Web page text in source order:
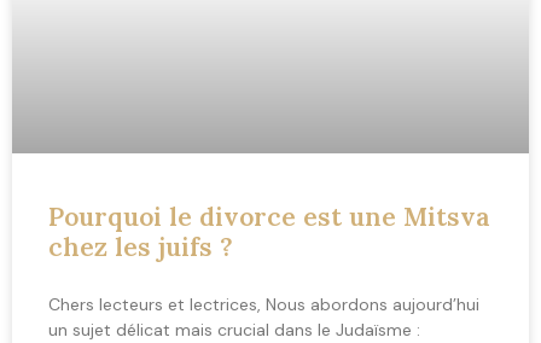
Pourquoi le divorce est une Mitsva
chez les juifs ?
Chers lecteurs et lectrices, Nous abordons aujourd’hui
un sujet délicat mais crucial dans le Judaïsme :